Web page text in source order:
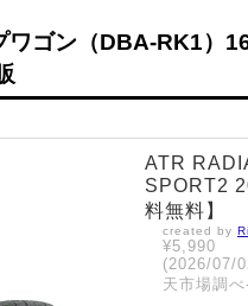
ワゴン（DBA-RK1）
ATR
SPORT2
料無料】
created by
¥5,990
(2026/07/
天市場調べ